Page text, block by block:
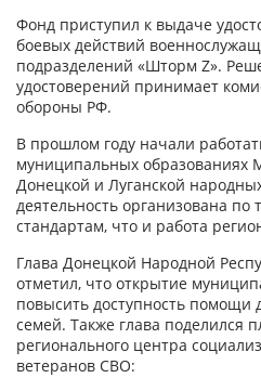
Фонд приступил к выдаче
боевых действий
подразделений «Шторм Z».
удостоверений принимает
обороны РФ.
В прошлом году начали
муниципальных образованиях
Донецкой и Луганской
деятельность организована
стандартам, что и работа
Глава Донецкой Народной
отметил, что открытие
повысить доступность помощи
семей. Также глава поделился
регионального центра
ветеранов СВО: